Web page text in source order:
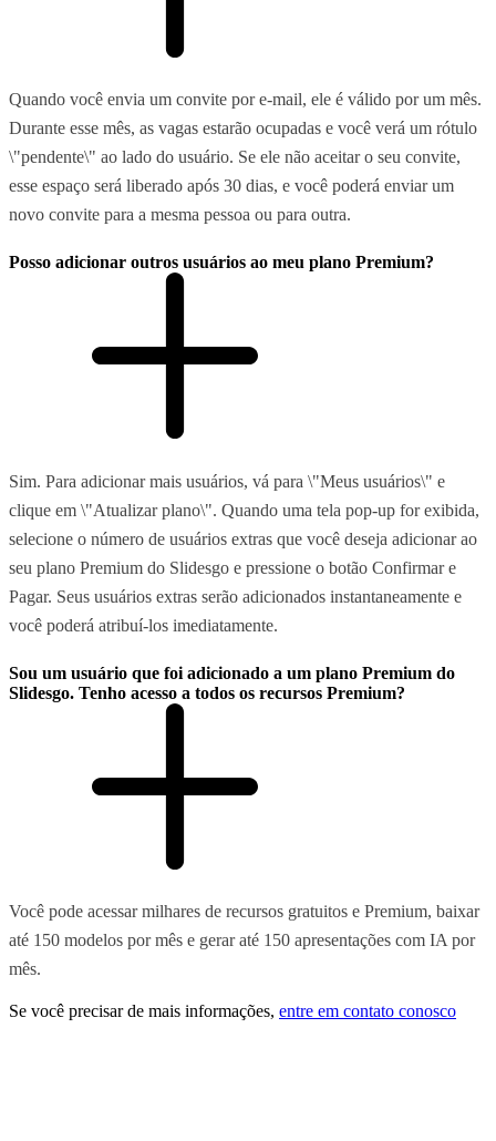
Quando você envia um convite por e-mail, ele é válido por um mês.
Durante esse mês, as vagas estarão ocupadas e você verá um rótulo
\"pendente\" ao lado do usuário. Se ele não aceitar o seu convite,
esse espaço será liberado após 30 dias, e você poderá enviar um
novo convite para a mesma pessoa ou para outra.
Posso adicionar outros usuários ao meu plano Premium?
Sim. Para adicionar mais usuários, vá para \"Meus usuários\" e
clique em \"Atualizar plano\". Quando uma tela pop-up for exibida,
selecione o número de usuários extras que você deseja adicionar ao
seu plano Premium do Slidesgo e pressione o botão Confirmar e
Pagar. Seus usuários extras serão adicionados instantaneamente e
você poderá atribuí-los imediatamente.
Sou um usuário que foi adicionado a um plano Premium do
Slidesgo. Tenho acesso a todos os recursos Premium?
Você pode acessar milhares de recursos gratuitos e Premium, baixar
até 150 modelos por mês e gerar até 150 apresentações com IA por
mês.
Se você precisar de mais informações, entre em contato conosco